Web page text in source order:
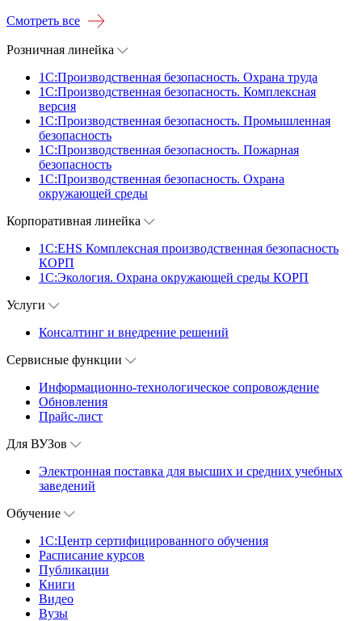
Смотреть все
Розничная линейка
1C:Производственная безопасность. Охрана труда
1C:Производственная безопасность. Комплексная
версия
1C:Производственная безопасность. Промышленная
безопасность
1C:Производственная безопасность. Пожарная
безопасность
1C:Производственная безопасность. Охрана
окружающей среды
Корпоративная линейка
1С:EHS Комплексная производственная безопасность
КОРП
1С:Экология. Охрана окружающей среды КОРП
Услуги
Консалтинг и внедрение решений
Сервисные функции
Информационно-технологическое сопровождение
Обновления
Прайс-лист
Для ВУЗов
Электронная поставка для высших и средних учебных
заведений
Обучение
1С:Центр сертифицированного обучения
Расписание курсов
Публикации
Книги
Видео
Вузы